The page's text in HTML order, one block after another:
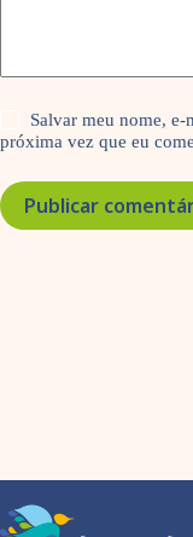
Salvar meu nome, e-
próxima vez que eu
Publicar